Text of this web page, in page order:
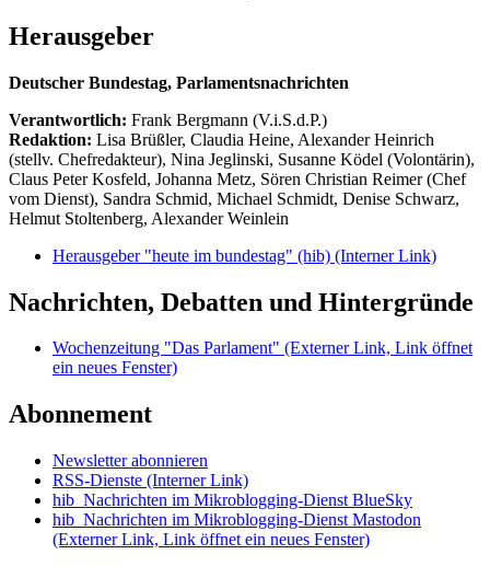
Herausgeber
Deutscher Bundestag, Parlamentsnachrichten
Verantwortlich: Frank Bergmann (V.i.S.d.P.)
Redaktion: Lisa Brüßler, Claudia Heine, Alexander Heinrich
(stellv. Chefredakteur), Nina Jeglinski, Susanne Ködel (Volontärin),
Claus Peter Kosfeld, Johanna Metz, Sören Christian Reimer (Chef
vom Dienst), Sandra Schmid, Michael Schmidt, Denise Schwarz,
Helmut Stoltenberg, Alexander Weinlein
Herausgeber "heute im bundestag" (hib) (Interner Link)
Nachrichten, Debatten und Hintergründe
Wochenzeitung "Das Parlament" (Externer Link, Link öffnet
ein neues Fenster)
Abonnement
Newsletter abonnieren
RSS-Dienste (Interner Link)
hib_Nachrichten im Mikroblogging-Dienst BlueSky
hib_Nachrichten im Mikroblogging-Dienst Mastodon
(Externer Link, Link öffnet ein neues Fenster)